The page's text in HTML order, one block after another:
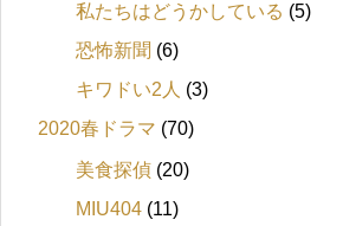
私たちはどうかしている (5)
恐怖新聞 (6)
キワドい2人 (3)
2020春ドラマ (70)
美食探偵 (20)
MIU404 (11)